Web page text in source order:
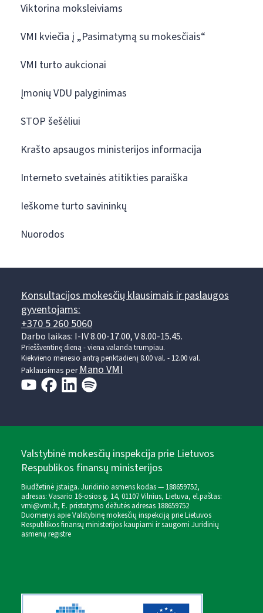
Viktorina moksleiviams
VMI kviečia į „Pasimatymą su mokesčiais“
VMI turto aukcionai
Įmonių VDU palyginimas
STOP šešėliui
Krašto apsaugos ministerijos informacija
Interneto svetainės atitikties paraiška
Ieškome turto savininkų
Nuorodos
Konsultacijos mokesčių klausimais ir paslaugos
gyventojams:
+370 5 260 5060
Darbo laikas: I-IV 8.00-17.00, V 8.00-15.45.
Prieššventinę dieną - viena valanda trumpiau.
Kiekvieno mėnesio antrą penktadienį 8.00 val. - 12.00 val.
Paklausimas per Mano VMI
Valstybinė mokesčių inspekcija prie Lietuvos
Respublikos finansų ministerijos
Biudžetinė įstaiga. Juridinio asmens kodas — 188659752,
adresas: Vasario 16-osios g. 14, 01107 Vilnius, Lietuva, el.paštas:
vmi@vmi.lt, E. pristatymo dėžutės adresas 188659752
Duomenys apie Valstybinę mokesčių inspekciją prie Lietuvos
Respublikos finansų ministerijos kaupiami ir saugomi Juridinių
asmenų registre